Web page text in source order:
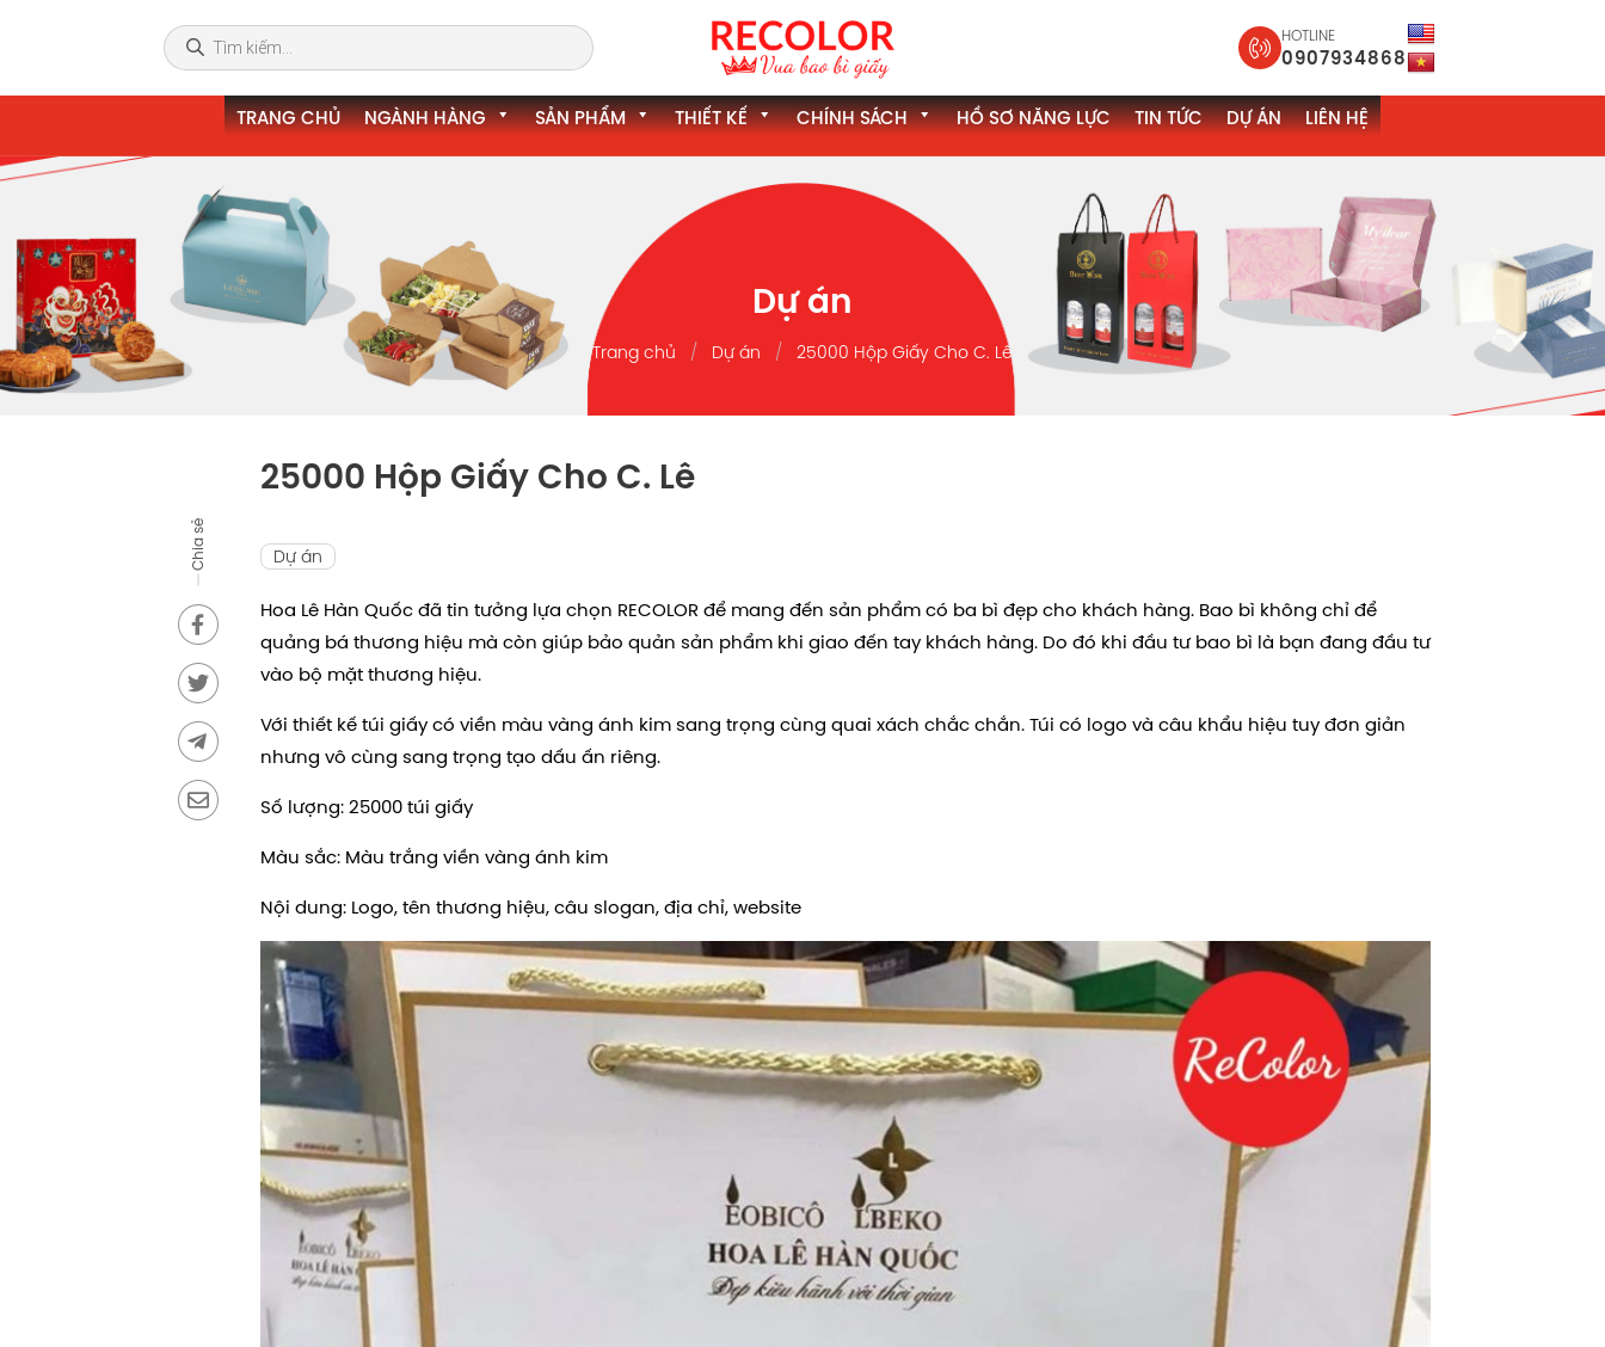
HOTLINE
0907934868
TRANG CHỦ NGÀNH HÀNG SẢN PHẨM THIẾT KẾ CHÍNH SÁCH HỒ SƠ NĂNG LỰC TIN TỨC DỰ ÁN LIÊN HỆ
Dự án
Trang chủ Dự án 25000 Hộp Giấy Cho C. Lê
Chia sẻ
25000 Hộp Giấy Cho C. Lê
Dự án
Hoa Lê Hàn Quốc đã tin tưởng lựa chọn RECOLOR để mang đến sản phẩm có ba bì đẹp cho khách hàng. Bao bì không chỉ để
quảng bá thương hiệu mà còn giúp bảo quản sản phẩm khi giao đến tay khách hàng. Do đó khi đầu tư bao bì là bạn đang đầu tư
vào bộ mặt thương hiệu.
Với thiết kế túi giấy có viền màu vàng ánh kim sang trọng cùng quai xách chắc chắn. Túi có logo và câu khẩu hiệu tuy đơn giản
nhưng vô cùng sang trọng tạo dấu ấn riêng.
Số lượng: 25000 túi giấy
Màu sắc: Màu trắng viền vàng ánh kim
Nội dung: Logo, tên thương hiệu, câu slogan, địa chỉ, website